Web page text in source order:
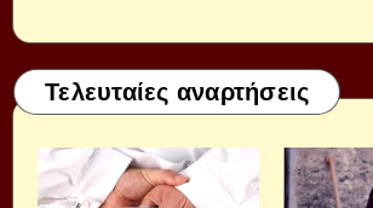
Τελευταίες αναρτήσεις